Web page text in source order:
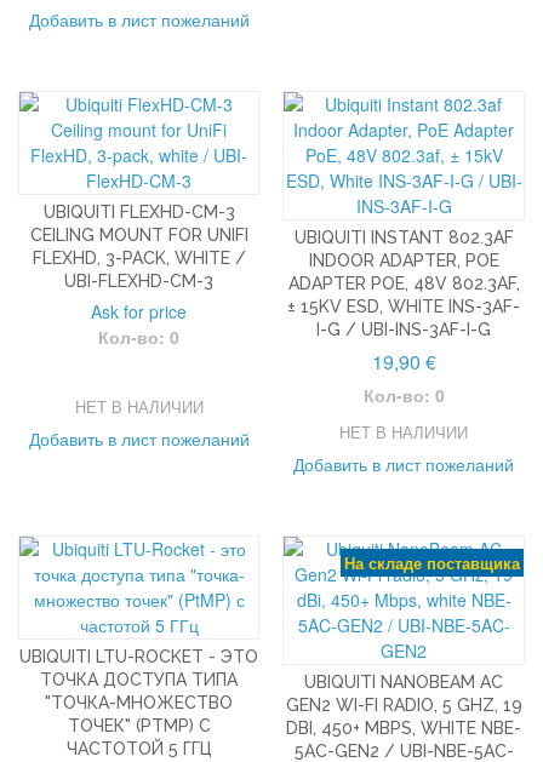
Добавить в лист пожеланий
UBIQUITI FLEXHD-CM-3
CEILING MOUNT FOR UNIFI
FLEXHD, 3-PACK, WHITE /
UBI-FLEXHD-CM-3
Ask for price
Кол-во: 0
НЕТ В НАЛИЧИИ
Добавить в лист пожеланий
UBIQUITI INSTANT 802.3AF
INDOOR ADAPTER, POE
ADAPTER POE, 48V 802.3AF,
± 15KV ESD, WHITE INS-3AF-
I-G / UBI-INS-3AF-I-G
19,90 €
Кол-во: 0
НЕТ В НАЛИЧИИ
Добавить в лист пожеланий
UBIQUITI LTU-ROCKET - ЭТО
ТОЧКА ДОСТУПА ТИПА
"ТОЧКА-МНОЖЕСТВО
ТОЧЕК" (PTMP) С
ЧАСТОТОЙ 5 ГГЦ
На складе поставщика
UBIQUITI NANOBEAM AC
GEN2 WI-FI RADIO, 5 GHZ, 19
DBI, 450+ MBPS, WHITE NBE-
5AC-GEN2 / UBI-NBE-5AC-